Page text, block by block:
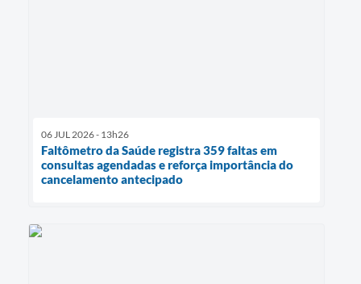
06 JUL 2026 - 13h26
Faltômetro da Saúde registra 359 faltas em
consultas agendadas e reforça importância do
cancelamento antecipado